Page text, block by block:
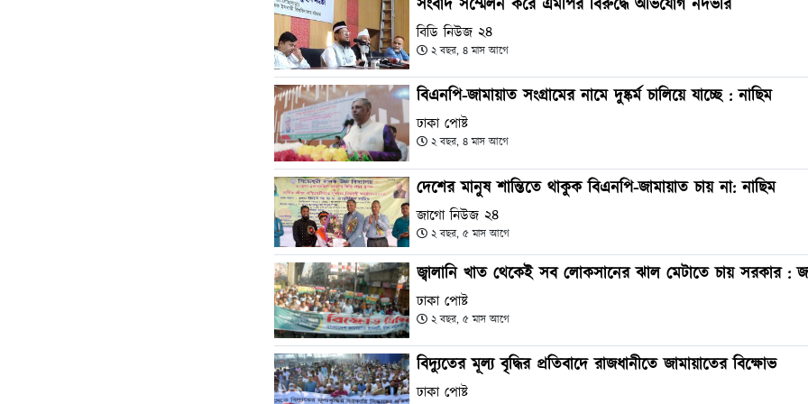
সংবাদ সম্মেলন করে এমপির বিরুদ্ধে অভিযোগ নদভীর
বিডি নিউজ ২৪
২ বছর, ৪ মাস আগে
বিএনপি-জামায়াত সংগ্রামের নামে দুষ্কর্ম চালিয়ে যাচ্ছে : নাছিম
ঢাকা পোষ্ট
২ বছর, ৪ মাস আগে
দেশের মানুষ শান্তিতে থাকুক বিএনপি-জামায়াত চায় না: নাছিম
জাগো নিউজ ২৪
২ বছর, ৫ মাস আগে
জ্বালানি খাত থেকেই সব লোকসানের ঝাল মেটাতে চায় সরকার :
ঢাকা পোষ্ট
২ বছর, ৫ মাস আগে
বিদ্যুতের মূল্য বৃদ্ধির প্রতিবাদে রাজধানীতে জামায়াতের বিক্ষোভ
ঢাকা পোষ্ট